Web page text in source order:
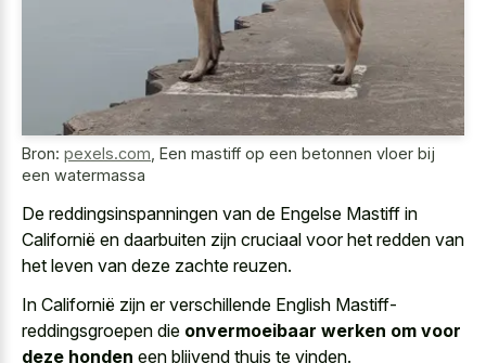
Bron: pexels.com Een mastiff op een betonnen vloer bij
een watermassa
De reddingsinspanningen van de Engelse Mastiff in
Californië en daarbuiten zijn cruciaal voor het redden van
het leven van deze zachte reuzen.
In Californië zijn er verschillende English Mastiff-
reddingsgroepen die onvermoeibaar werken om voor
deze honden een blijvend thuis te vinden.